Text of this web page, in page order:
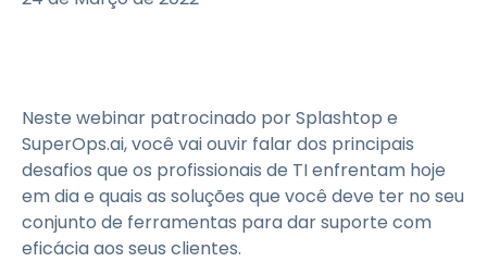
Neste webinar patrocinado por Splashtop e
SuperOps.ai, você vai ouvir falar dos principais
desafios que os profissionais de TI enfrentam hoje
em dia e quais as soluções que você deve ter no seu
conjunto de ferramentas para dar suporte com
eficácia aos seus clientes.